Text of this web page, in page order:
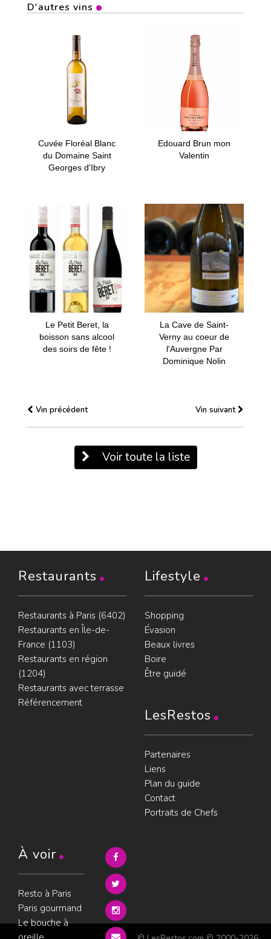
D'autres vins
Cuvée Floréal Blanc
du Domaine Saint
Georges d'Ibry
Edouard Brun mon
Valentin
Le Petit Beret, la
boisson sans alcool
des soirs de fête !
La Cave de Saint-
Verny au coeur de
l'Auvergne Par
Dominique Nolin
Vin précédent Vin suivant
Voir toute la liste
Restaurants
Restaurants à Paris (6402)
Restaurants en Île-de-
France (1103)
Restaurants en région
(1204)
Restaurants avec terrasse
Référencement
Lifestyle
Shopping
Évasion
Beaux livres
Boire
Être guidé
LesRestos
Partenaires
Liens
Plan du guide
Contact
Portraits de Chefs
À voir
Resto à Paris
Paris gourmand
Le bouche à